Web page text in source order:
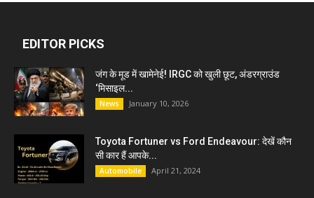
EDITOR PICKS
जंग के मूड में खामेनेई! IRGC को खुली छूट, अंडरग्राउंड
‘मिसाइल...
News January 10, 2026
Toyota Fortuner vs Ford Endeavour: देखें कौन
सी कार हैं आपके...
Automobile April 21, 2024